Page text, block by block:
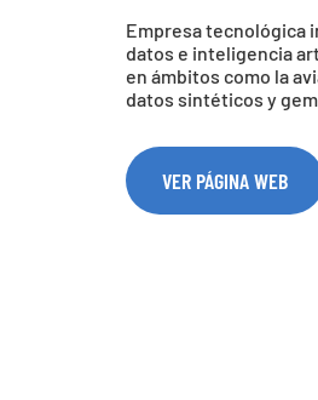
Empresa tecnológica
datos e inteligencia
en ámbitos como la
datos sintéticos y
VER PÁGINA WEB